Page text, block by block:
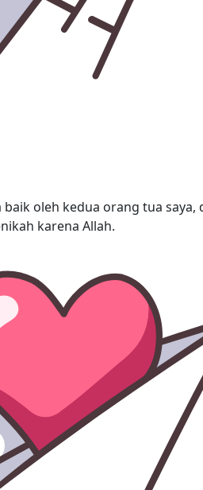
oleh kedua orang tua saya,
karena Allah.